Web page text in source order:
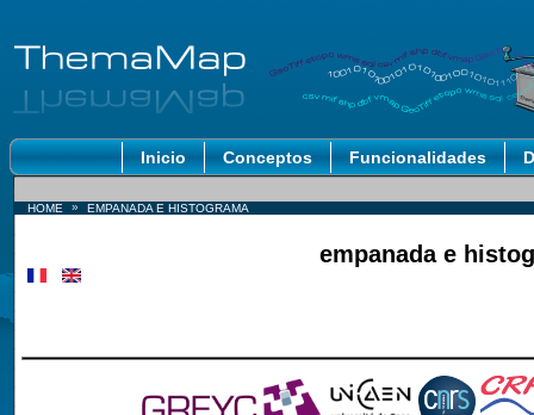
Inicio Conceptos Funcionalidades
HOME » EMPANADA E HISTOGRAMA
empanada e